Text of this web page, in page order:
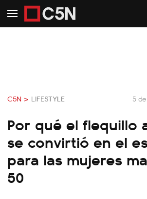
C5N > LIFESTYLE 5
Por qué el flequillo
se convirtió en el
para las mujeres
50